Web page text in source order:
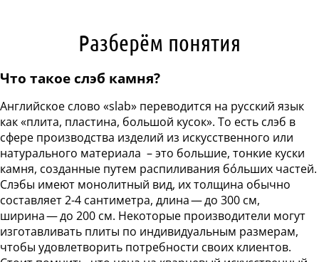
Разберём понятия
Что такое слэб камня?
Английское слово «slab» переводится на русский язык
как «плита, пластина, большой кусок». То есть слэб в
сфере производства изделий из искусственного или
натурального материала – это большие, тонкие куски
камня, созданные путем распиливания бо́льших частей.
Слэбы имеют монолитный вид, их толщина обычно
составляет 2-4 сантиметра, длина — до 300 см,
ширина — до 200 см. Некоторые производители могут
изготавливать плиты по индивидуальным размерам,
чтобы удовлетворить потребности своих клиентов.